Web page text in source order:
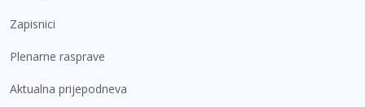
Zapisnici
Plenarne rasprave
Aktualna prijepodneva